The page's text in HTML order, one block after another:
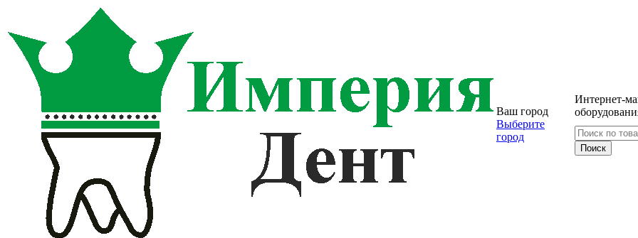
Ваш город
Выберите
город
Интернет-